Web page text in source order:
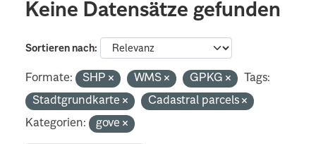
Keine Datensätze gefunden
Sortieren nach
Formate: SHP WMS GPKG
Tags:
Stadtgrundkarte
Cadastral parcels
Kategorien:
gove